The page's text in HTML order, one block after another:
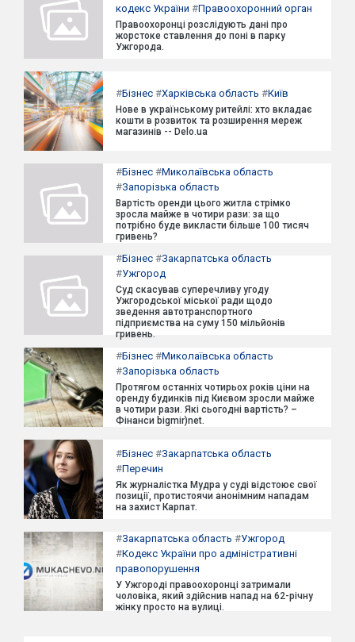
кодекс України #Правоохоронний орган
Правоохоронці розслідують дані про
жорстоке ставлення до поні в парку
Ужгорода.
#Бізнес #Харківська область #Київ
Нове в українському ритейлі: хто вкладає
кошти в розвиток та розширення мереж
магазинів -- Delo.ua
#Бізнес #Миколаївська область
#Запорізька область
Вартість оренди цього житла стрімко
зросла майже в чотири рази: за що
потрібно буде викласти більше 100 тисяч
гривень?
#Бізнес #Закарпатська область
#Ужгород
Суд скасував суперечливу угоду
Ужгородської міської ради щодо
зведення автотранспортного
підприємства на суму 150 мільйонів
гривень.
#Бізнес #Миколаївська область
#Запорізька область
Протягом останніх чотирьох років ціни на
оренду будинків під Києвом зросли майже
в чотири рази. Які сьогодні вартість? –
Фінанси bigmir)net.
#Бізнес #Закарпатська область
#Перечин
Як журналістка Мудра у суді відстоює свої
позиції, протистоячи анонімним нападам
на захист Карпат.
#Закарпатська область #Ужгород
#Кодекс України про адміністративні
правопорушення
У Ужгороді правоохоронці затримали
чоловіка, який здійснив напад на 62-річну
жінку просто на вулиці.